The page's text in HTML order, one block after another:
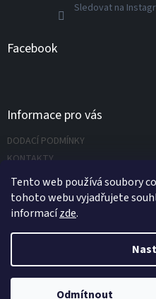
Tento web používá soubory
tohoto webu vyjadřujete
informacízde.
Odmítnout
Sledovat na
Facebook
Informace pro vás
DODACÍ PODMÍNKY
KONTAKTY
Napište nám
Copyright 2026UNIVERZÁLNÍ
vyhrazena.